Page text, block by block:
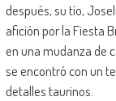
después, su tío,
afición por la Fiesta
en una mudanza de
se encontró con un
detalles taurinos.